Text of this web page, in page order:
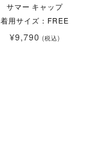
サマー キャップ
着用サイズ：FREE
¥9,790(税込)